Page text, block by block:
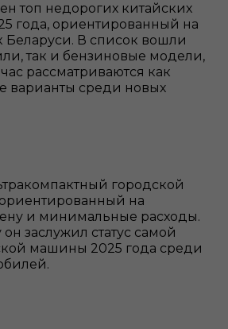
топ недорогих китайских
года, ориентированный на
В список вошли
так и бензиновые модели,
рассматриваются как
варианты среди новых
городской
на
и минимальные расходы.
заслужил статус самой
машины 2025 года среди